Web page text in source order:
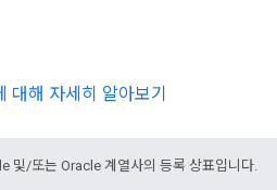
대해 자세히 알아보기
및/또는 Oracle 계열사의 등록 상표입니다.